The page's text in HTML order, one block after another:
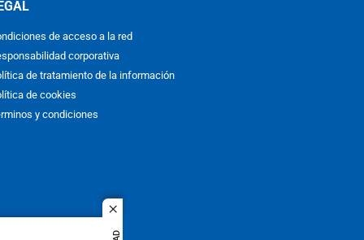
close
de acceso a la red
corporativa
de tratamiento de la información
de cookies
y condiciones